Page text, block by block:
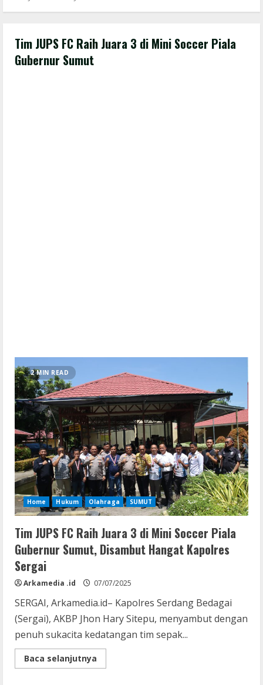
Tim JUPS FC Raih Juara 3 di Mini Soccer Piala
Gubernur Sumut
2 MIN READ
Home Hukum Olahraga SUMUT
Tim JUPS FC Raih Juara 3 di Mini Soccer Piala
Gubernur Sumut, Disambut Hangat Kapolres
Sergai
Arkamedia .id 07/07/2025
SERGAI, Arkamedia.id– Kapolres Serdang Bedagai
(Sergai), AKBP Jhon Hary Sitepu, menyambut dengan
penuh sukacita kedatangan tim sepak...
Baca selanjutnya
more